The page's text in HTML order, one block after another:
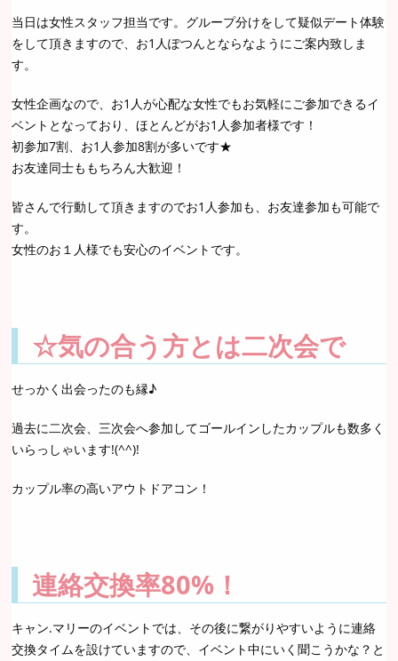
当日は女性スタッフ担当です。グループ分けをして疑似デート体験
をして頂きますので、お1人ぽつんとならなようにご案内致しま
す。
女性企画なので、お1人が心配な女性でもお気軽にご参加できるイ
ベントとなっており、ほとんどがお1人参加者様です！
初参加7割、お1人参加8割が多いです★
お友達同士ももちろん大歓迎！
皆さんで行動して頂きますのでお1人参加も、お友達参加も可能で
す。
女性のお１人様でも安心のイベントです。
☆気の合う方とは二次会で
せっかく出会ったのも縁♪
過去に二次会、三次会へ参加してゴールインしたカップルも数多く
いらっしゃいます!(^^)!
カップル率の高いアウトドアコン！
連絡交換率80%！
キャン.マリーのイベントでは、その後に繋がりやすいように連絡
交換タイムを設けていますので、イベント中にいく聞こうかな？と